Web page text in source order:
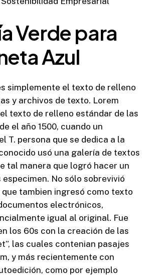
Verdepara
Azul
simplemente el texto de relleno
y archivos de texto. Lorem
texto de relleno estándar de las
el año 1500, cuando un
T. persona que se dedica a la
usó una galería de textos
tal manera que logró hacer un
No sólo sobrevivió
que tambien ingresó como texto
electrónicos,
igual al original. Fue
los 60s con la creación de las
las cuales contenian pasajes
y más recientemente con
como por ejemplo